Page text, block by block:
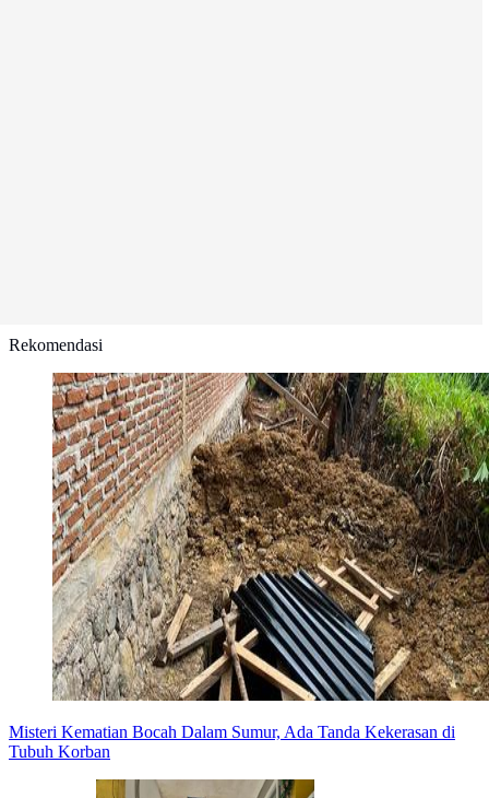
Rekomendasi
Misteri Kematian Bocah Dalam Sumur, Ada Tanda Kekerasan di
Tubuh Korban